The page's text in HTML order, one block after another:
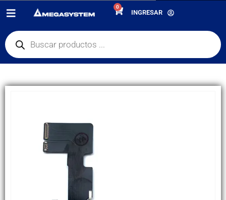
0
INGRESAR
PRODUCTOSREPUESTOS
PLACA DE CARGA